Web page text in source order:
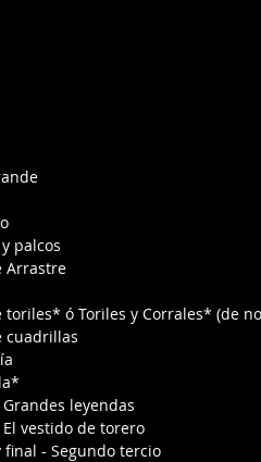
palcos
Arrastre
toriles* ó Toriles y Corrales* (de
cuadrillas
leyendas
vestido de torero
final - Segundo tercio